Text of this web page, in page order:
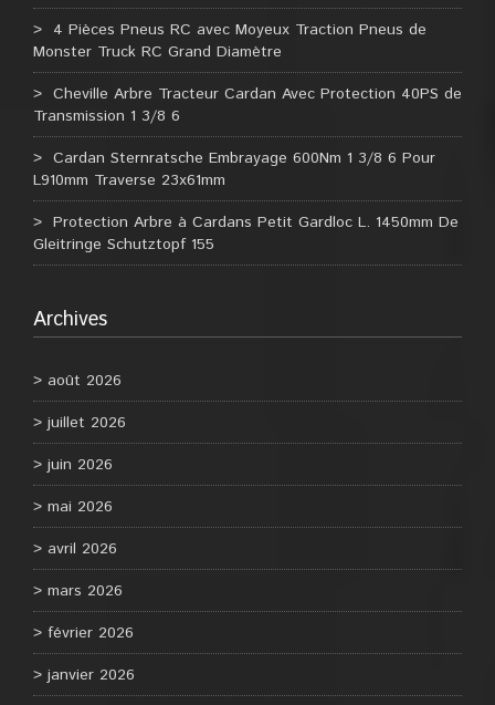
4 Pièces Pneus RC avec Moyeux Traction Pneus de
Monster Truck RC Grand Diamètre
Cheville Arbre Tracteur Cardan Avec Protection 40PS de
Transmission 1 3/8 6
Cardan Sternratsche Embrayage 600Nm 1 3/8 6 Pour
L910mm Traverse 23x61mm
Protection Arbre à Cardans Petit Gardloc L. 1450mm De
Gleitringe Schutztopf 155
Archives
août 2026
juillet 2026
juin 2026
mai 2026
avril 2026
mars 2026
février 2026
janvier 2026